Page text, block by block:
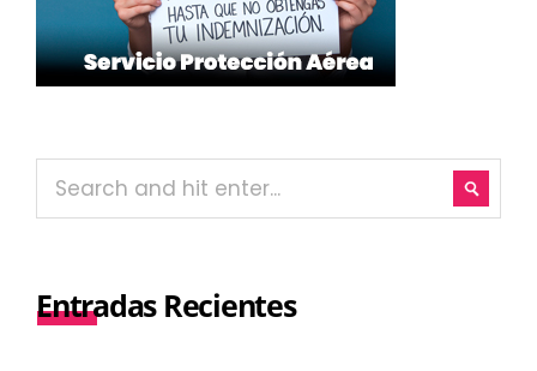
Entradas Recientes